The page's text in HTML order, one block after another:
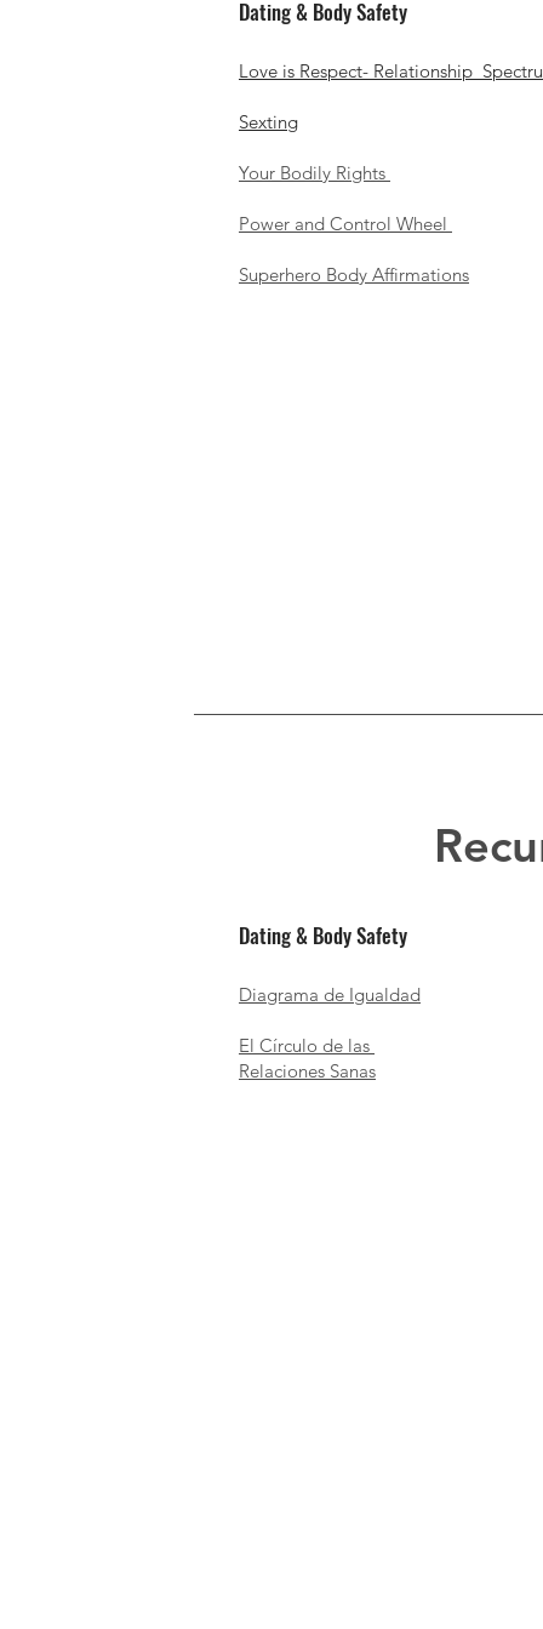
Dating & Body Safety
Love is Respect- Relationship
Sexting
Your Bodily Rights
Power and Control Wheel
Superhero Body Affirmations
Dating & Body Safety
Diagrama de Igualdad​
El Círculo de las
Relaciones Sanas